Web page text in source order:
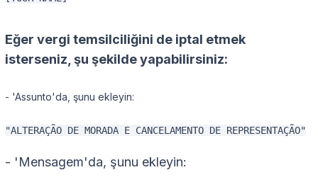
Eğer vergi temsilciliğini de iptal etmek
isterseniz, şu şekilde yapabilirsiniz:
- 'Assunto'da, şunu ekleyin:
"ALTERAÇÃO DE MORADA E CANCELAMENTO DE REPRESENTAÇÃO"
- 'Mensagem'da, şunu ekleyin: